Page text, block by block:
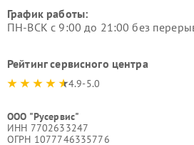
График работы:
ПН-ВСК с 9:00 до 21:00 без
Рейтинг сервисного центра
4.9-5.0
ООО "Русервис"
ИНН 7702633247
ОГРН 1077746335776